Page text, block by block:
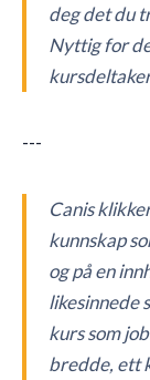
deg det du
Nyttig for
---
Canis
kunnskap
og på en
likesinnede
kurs som
bredde, ett